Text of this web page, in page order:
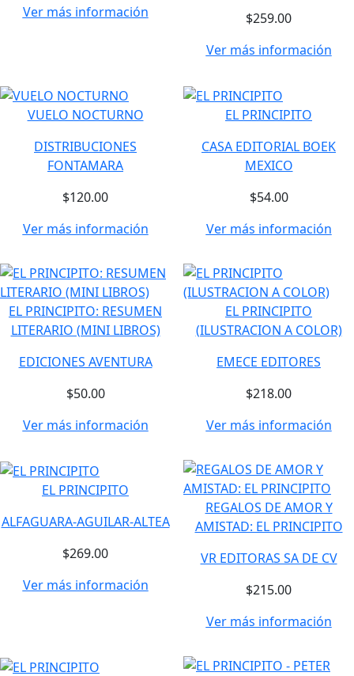
Ver más información
$259.00
Ver más información
VUELO NOCTURNO
DISTRIBUCIONES
FONTAMARA
$120.00
Ver más información
EL PRINCIPITO
CASA EDITORIAL BOEK
MEXICO
$54.00
Ver más información
EL PRINCIPITO: RESUMEN
LITERARIO (MINI LIBROS)
EDICIONES AVENTURA
$50.00
Ver más información
EL PRINCIPITO
(ILUSTRACION A COLOR)
EMECE EDITORES
$218.00
Ver más información
EL PRINCIPITO
ALFAGUARA-AGUILAR-ALTEA
$269.00
Ver más información
REGALOS DE AMOR Y
AMISTAD: EL PRINCIPITO
VR EDITORAS SA DE CV
$215.00
Ver más información